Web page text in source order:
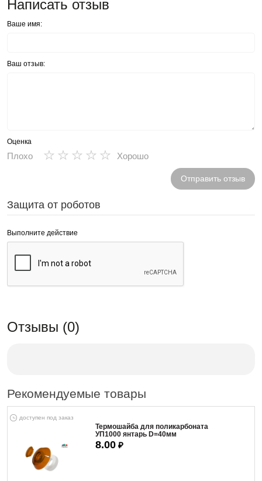
Написать отзыв
Ваше имя:
Ваш отзыв:
Оценка
Плохо ★
★
★
★
★ Хорошо
Отправить отзыв
Защита от роботов
Выполните действие
Отзывы (0)
Рекомендуемые товары
доступен под заказ
Термошайба для поликарбоната
УП1000 янтарь D=40мм
8.00 ₽